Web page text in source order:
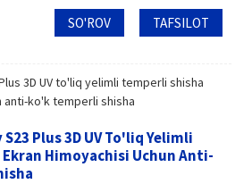
SO'ROV TAFSILOT
Plus 3D UV To'liq Yelimli
Himoyachisi Uchun Anti-